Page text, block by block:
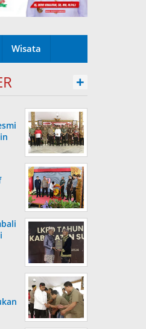
Wisata
+